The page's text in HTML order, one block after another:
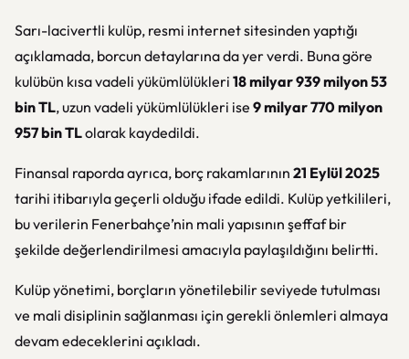
Sarı-lacivertli kulüp, resmi internet sitesinden yaptığı
açıklamada, borcun detaylarına da yer verdi. Buna göre
kulübün kısa vadeli yükümlülükleri 18 milyar 939 milyon 53
bin TL, uzun vadeli yükümlülükleri ise 9 milyar 770 milyon
957 bin TLolarak kaydedildi.
Finansal raporda ayrıca, borç rakamlarının 21 Eylül 2025
tarihi itibarıyla geçerli olduğu ifade edildi. Kulüp yetkilileri,
bu verilerin Fenerbahçe’nin mali yapısının şeffaf bir
şekilde değerlendirilmesi amacıyla paylaşıldığını belirtti.
Kulüp yönetimi, borçların yönetilebilir seviyede tutulması
ve mali disiplinin sağlanması için gerekli önlemleri almaya
devam edeceklerini açıkladı.